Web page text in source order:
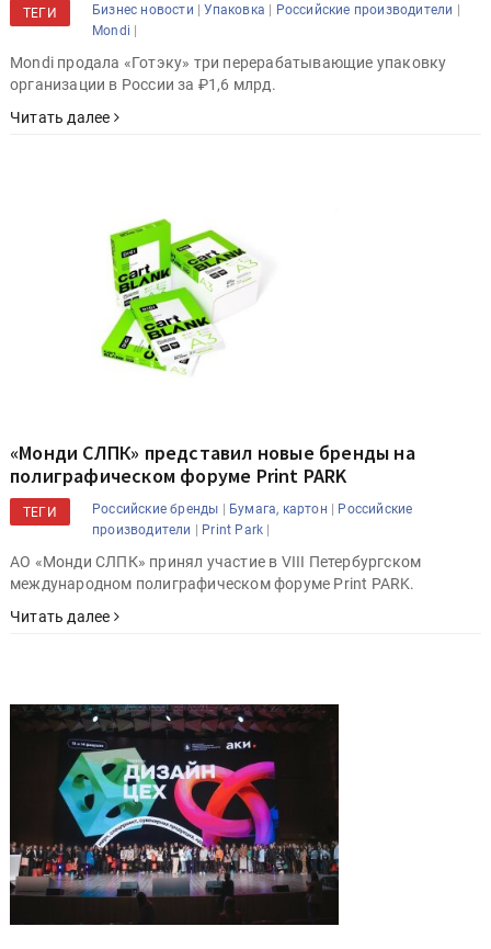
ТЕГИ Бизнес новости |Упаковка | Российские производители |
Mondi |
Mondi продала «Готэку» три перерабатывающие упаковку
организации в России за ₽1,6 млрд.
Читать далее
«Монди СЛПК» представил новые бренды на
полиграфическом форуме Print PARK
ТЕГИ Российские бренды | Бумага, картон | Российские
производители | Print Park |
АО «Монди СЛПК» принял участие в VIII Петербургском
международном полиграфическом форуме Print PARK.
Читать далее